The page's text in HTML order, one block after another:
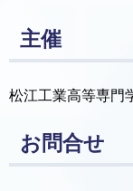
主催
松江工業高等専門
お問合せ